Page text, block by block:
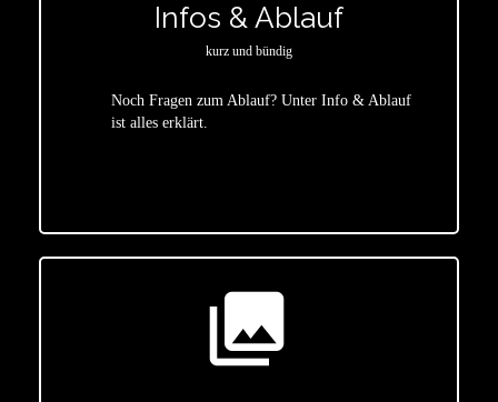
Infos & Ablauf
kurz und bündig
Noch Fragen zum Ablauf? Unter Info & Ablauf
ist alles erklärt.
photo_library